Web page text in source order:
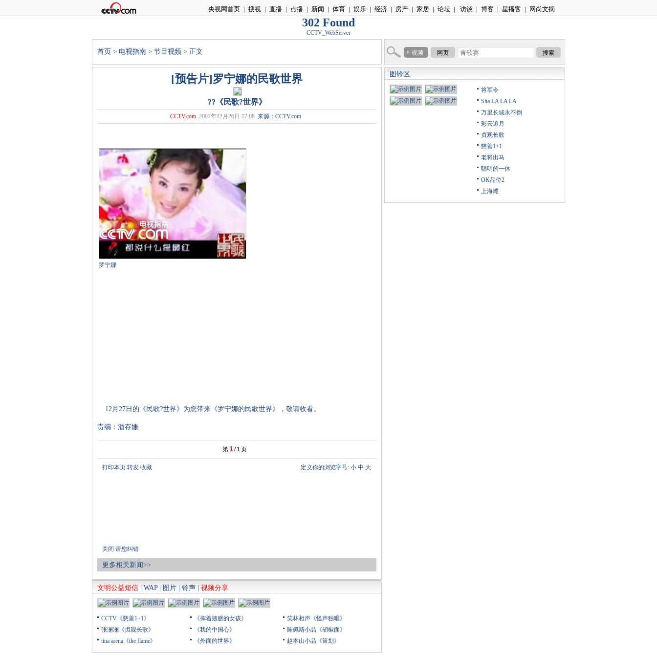
央视网首页 | 搜视 | 直播 | 点播 | 新闻 | 体育 | 娱乐 | 经济 | 房产 | 家居 | 论坛 | 访谈 | 博客 | 星播客 | 网尚文摘
302 Found
CCTV_WebServer
首页 > 电视指南 > 节目视频 > 正文 视频 网页 搜索
[预告片]罗宁娜的民歌世界
??《民歌?世界》
CCTV.com 2007年12月26日 17:08来源：CCTV.com
罗宁娜
12月27日的《民歌?世界》为您带来《罗宁娜的民歌世界》，敬请收看。
责编：潘存婕
第 1/ 1 页
打印本页 转发 收藏
关闭 请您纠错
定义你的浏览字号: 小 中 大
更多相关新闻>>
文明公益短信 WAP| 图片 铃声 视频分享
CCTV《慈善1+1》
张澜澜《贞观长歌》
tina arena《the flame》
《挥着翅膀的女孩》
《我的中国心》
《外面的世界》
笑林相声《怪声独唱》
陈佩斯小品《胡椒面》
赵本山小品《策划》
图铃区
将军令
Sha LA LA LA
万里长城永不倒
彩云追月
贞观长歌
慈善1+1
老将出马
聪明的一休
OK品位2
上海滩